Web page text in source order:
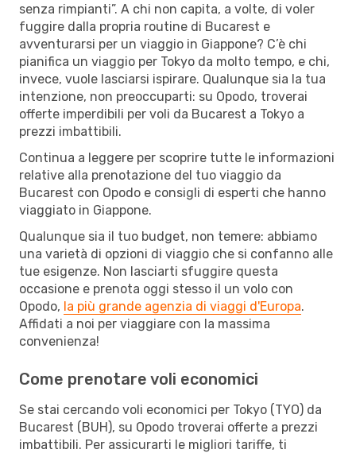
senza rimpianti”. A chi non capita, a volte, di voler
fuggire dalla propria routine di Bucarest e
avventurarsi per un viaggio in Giappone? C’è chi
pianifica un viaggio per Tokyo da molto tempo, e chi,
invece, vuole lasciarsi ispirare. Qualunque sia la tua
intenzione, non preoccuparti: su Opodo, troverai
offerte imperdibili per voli da Bucarest a Tokyo a
prezzi imbattibili.
Continua a leggere per scoprire tutte le informazioni
relative alla prenotazione del tuo viaggio da
Bucarest con Opodo e consigli di esperti che hanno
viaggiato in Giappone.
Qualunque sia il tuo budget, non temere: abbiamo
una varietà di opzioni di viaggio che si confanno alle
tue esigenze. Non lasciarti sfuggire questa
occasione e prenota oggi stesso il un volo con
Opodo, la più grande agenzia di viaggi d'Europa.
Affidati a noi per viaggiare con la massima
convenienza!
Come prenotare voli economici
Se stai cercando voli economici per Tokyo (TYO) da
Bucarest (BUH), su Opodo troverai offerte a prezzi
imbattibili. Per assicurarti le migliori tariffe, ti